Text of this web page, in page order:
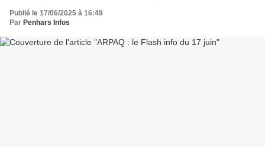
Publié le 17/06/2025 à 16:49
Par Penhars Infos